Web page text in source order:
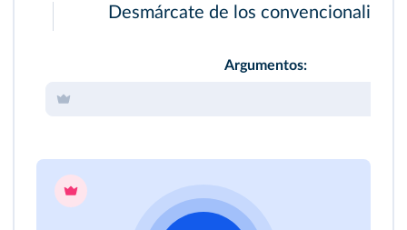
Desmárcate de los
Argumentos: